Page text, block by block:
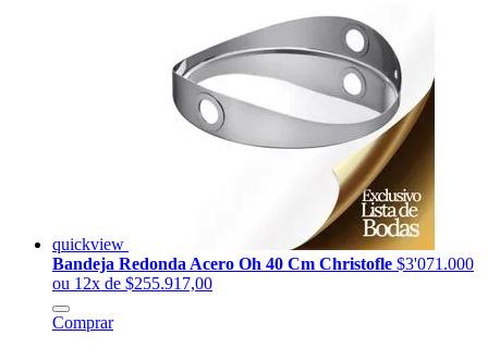
quickview
Bandeja Redonda Acero Oh 40 Cm Christofle $3'071.000
ou 12x de $255.917,00
Comprar